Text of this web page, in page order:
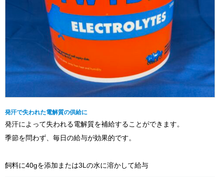
発汗で失われた電解質の供給に
発汗によって失われる電解質を補給することができます。
季節を問わず、毎日の給与が効果的です。
飼料に40gを添加または3Lの水に溶かして給与